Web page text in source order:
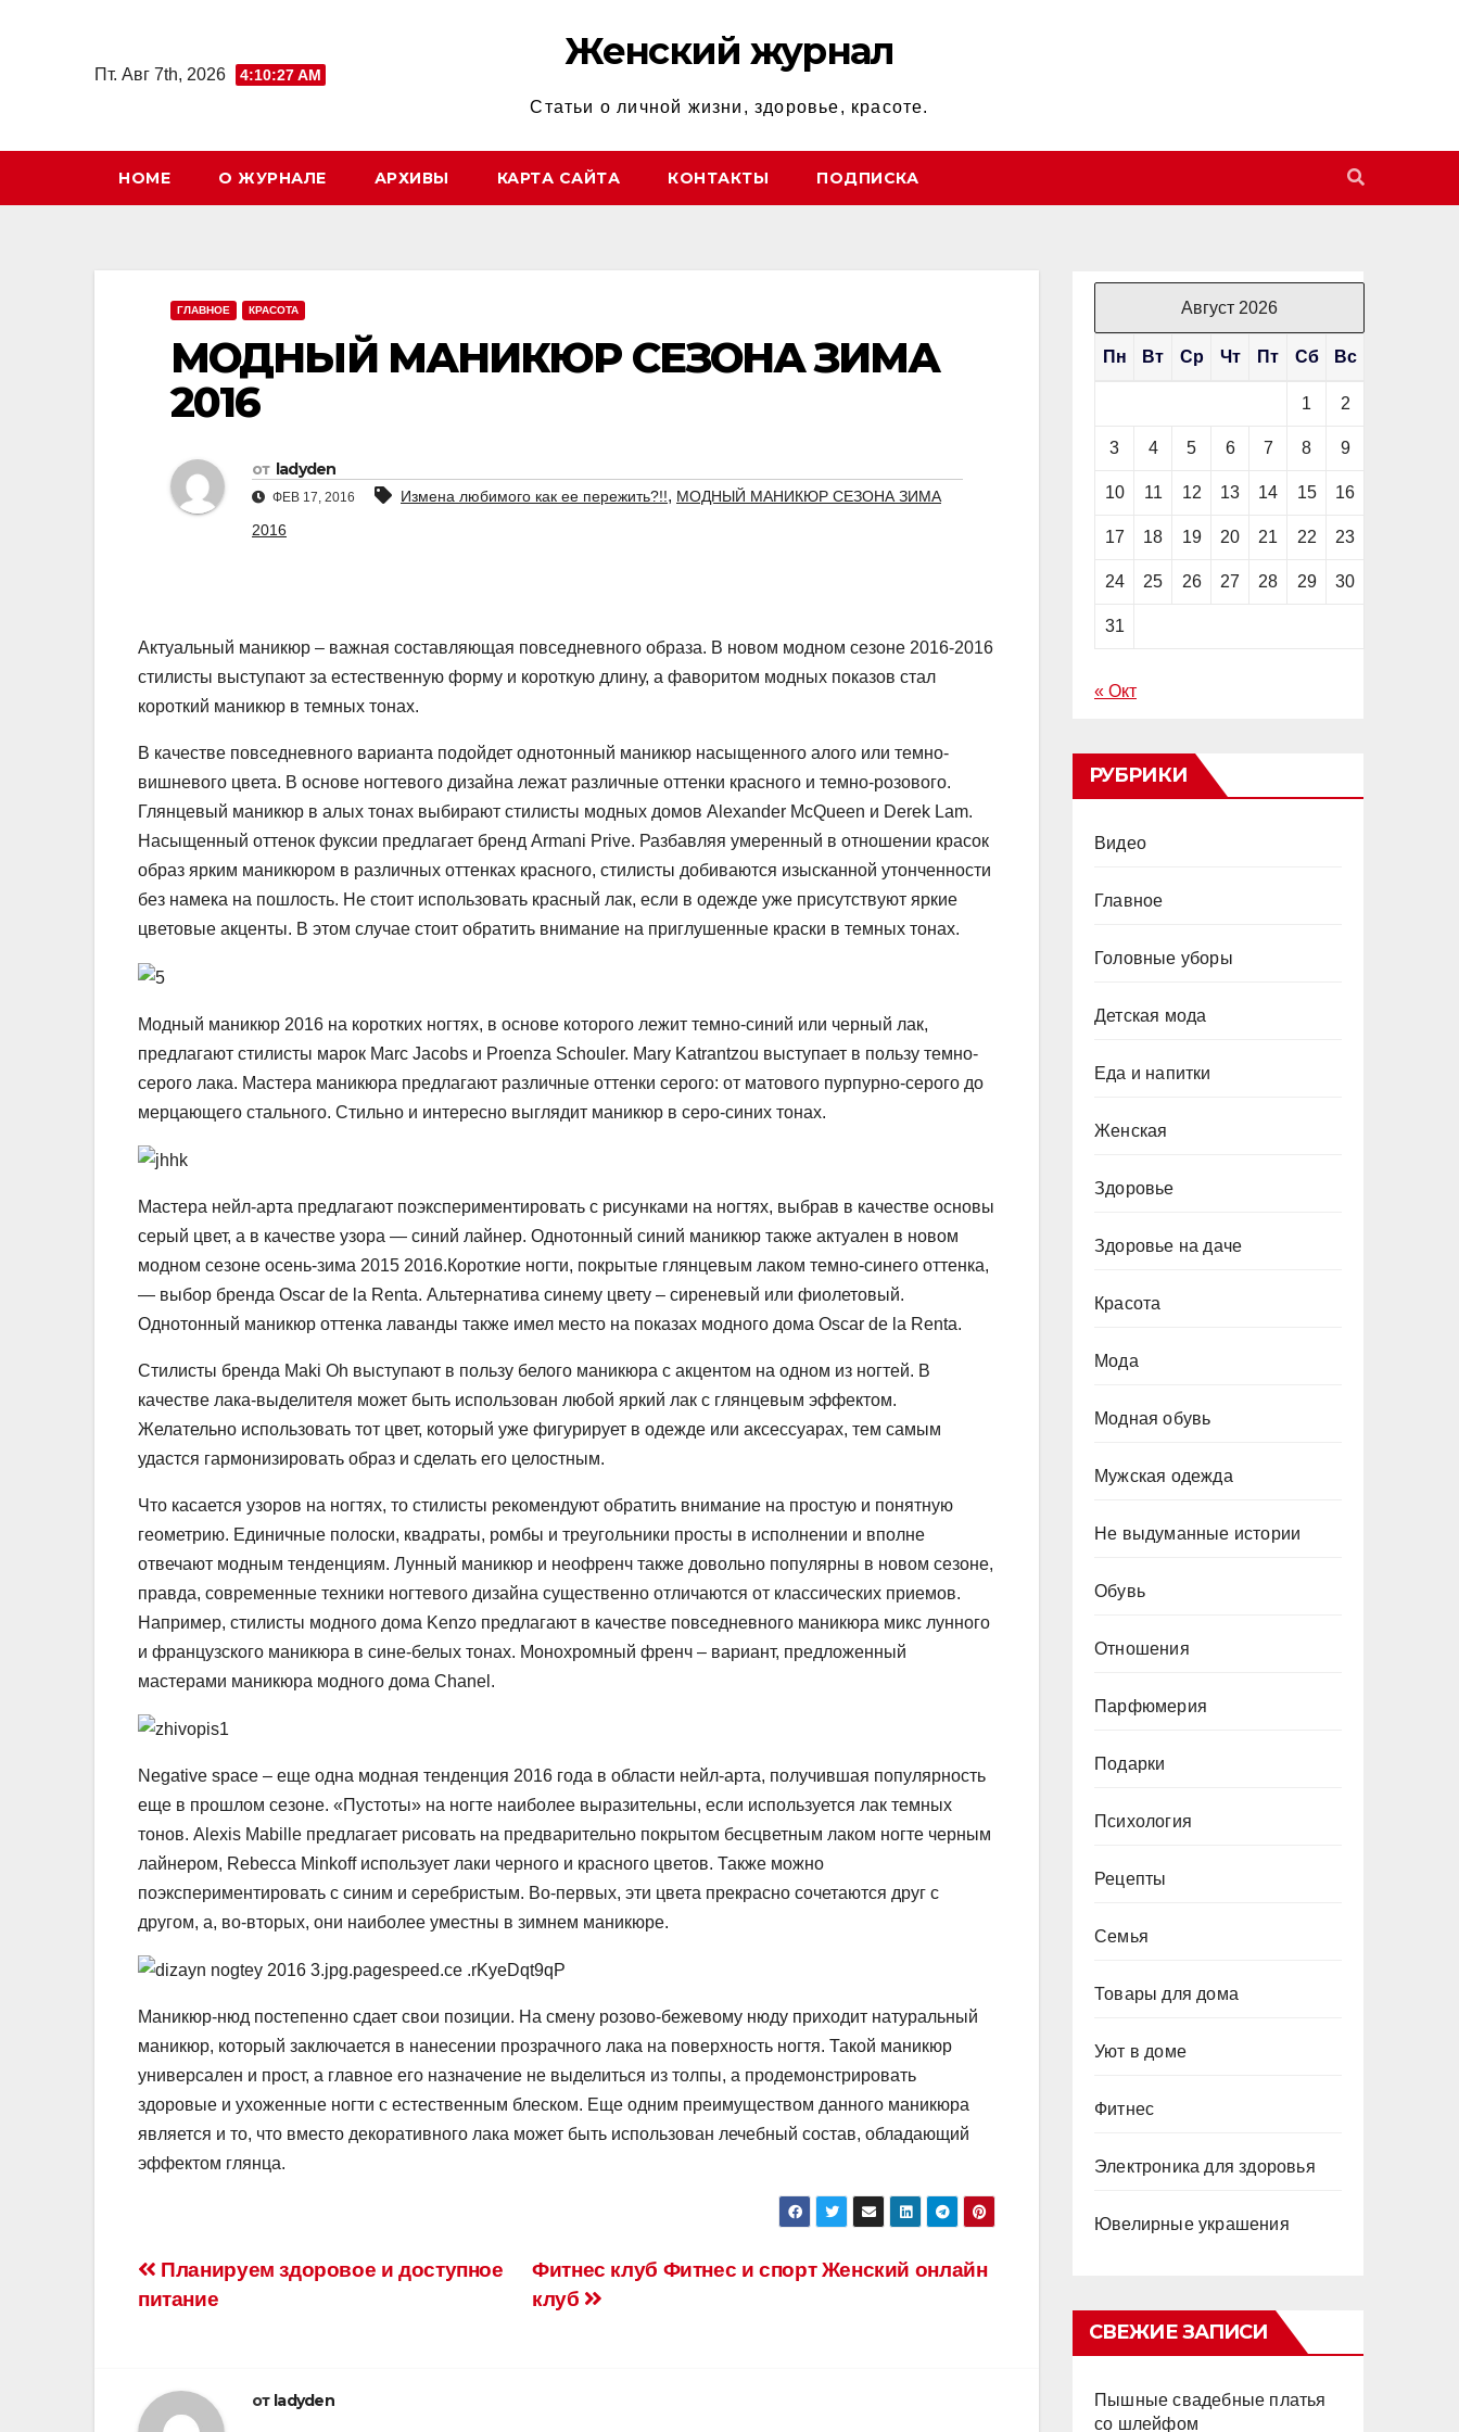
содержимомуПт. Авг 7th, 2026 4:10:28 AM
Женский журнал
Статьи о личной жизни, здоровье, красоте.
HOME О ЖУРНАЛЕ АРХИВЫ КАРТА САЙТА КОНТАКТЫ ПОДПИСКА
ГЛАВНОЕ КРАСОТА
МОДНЫЙ МАНИКЮР СЕЗОНА ЗИМА
2016
от ladyden
ФЕВ 17, 2016 Измена любимого как ее пережить?!!, МОДНЫЙ МАНИКЮР СЕЗОНА ЗИМА
2016
Актуальный маникюр – важная составляющая повседневного образа. В новом модном сезоне 2016-2016
стилисты выступают за естественную форму и короткую длину, а фаворитом модных показов стал
короткий маникюр в темных тонах.
В качестве повседневного варианта подойдет однотонный маникюр насыщенного алого или темно-
вишневого цвета. В основе ногтевого дизайна лежат различные оттенки красного и темно-розового.
Глянцевый маникюр в алых тонах выбирают стилисты модных домов Alexander McQueen и Derek Lam.
Насыщенный оттенок фуксии предлагает бренд Armani Prive. Разбавляя умеренный в отношении красок
образ ярким маникюром в различных оттенках красного, стилисты добиваются изысканной утонченности
без намека на пошлость. Не стоит использовать красный лак, если в одежде уже присутствуют яркие
цветовые акценты. В этом случае стоит обратить внимание на приглушенные краски в темных тонах.
Модный маникюр 2016 на коротких ногтях, в основе которого лежит темно-синий или черный лак,
предлагают стилисты марок Marc Jacobs и Proenza Schouler. Mary Katrantzou выступает в пользу темно-
серого лака. Мастера маникюра предлагают различные оттенки серого: от матового пурпурно-серого до
мерцающего стального. Стильно и интересно выглядит маникюр в серо-синих тонах.
Мастера нейл-арта предлагают поэкспериментировать с рисунками на ногтях, выбрав в качестве основы
серый цвет, а в качестве узора — синий лайнер. Однотонный синий маникюр также актуален в новом
модном сезоне осень-зима 2015 2016.Короткие ногти, покрытые глянцевым лаком темно-синего оттенка,
— выбор бренда Oscar de la Renta. Альтернатива синему цвету – сиреневый или фиолетовый.
Однотонный маникюр оттенка лаванды также имел место на показах модного дома Oscar de la Renta.
Стилисты бренда Maki Oh выступают в пользу белого маникюра с акцентом на одном из ногтей. В
качестве лака-выделителя может быть использован любой яркий лак с глянцевым эффектом.
Желательно использовать тот цвет, который уже фигурирует в одежде или аксессуарах, тем самым
удастся гармонизировать образ и сделать его целостным.
Что касается узоров на ногтях, то стилисты рекомендуют обратить внимание на простую и понятную
геометрию. Единичные полоски, квадраты, ромбы и треугольники просты в исполнении и вполне
отвечают модным тенденциям. Лунный маникюр и неофренч также довольно популярны в новом сезоне,
правда, современные техники ногтевого дизайна существенно отличаются от классических приемов.
Например, стилисты модного дома Kenzo предлагают в качестве повседневного маникюра микс лунного
и французского маникюра в сине-белых тонах. Монохромный френч – вариант, предложенный
мастерами маникюра модного дома Chanel.
Negative space – еще одна модная тенденция 2016 года в области нейл-арта, получившая популярность
еще в прошлом сезоне. «Пустоты» на ногте наиболее выразительны, если используется лак темных
тонов. Alexis Mabille предлагает рисовать на предварительно покрытом бесцветным лаком ногте черным
лайнером, Rebecca Minkoff использует лаки черного и красного цветов. Также можно
поэкспериментировать с синим и серебристым. Во-первых, эти цвета прекрасно сочетаются друг с
другом, а, во-вторых, они наиболее уместны в зимнем маникюре.
Маникюр-нюд постепенно сдает свои позиции. На смену розово-бежевому нюду приходит натуральный
маникюр, который заключается в нанесении прозрачного лака на поверхность ногтя. Такой маникюр
универсален и прост, а главное его назначение не выделиться из толпы, а продемонстрировать
здоровые и ухоженные ногти с естественным блеском. Еще одним преимуществом данного маникюра
является и то, что вместо декоративного лака может быть использован лечебный состав, обладающий
эффектом глянца.
Навигация
Фитнес клуб Фитнес и спорт Женский онлайн
клуб
Планируем здоровое и доступное
питание
от ladyden
Август 2026
Пн Вт Ср Чт Пт Сб Вс
1 2
3 4 5 6 7 8 9
10 11 12 13 14 15 16
17 18 19 20 21 22 23
24 25 26 27 28 29 30
31
« Окт
РУБРИКИ
Видео
Главное
Головные уборы
Детская мода
Еда и напитки
Женская
Здоровье
Здоровье на даче
Красота
Мода
Модная обувь
Мужская одежда
Не выдуманные истории
Обувь
Отношения
Парфюмерия
Подарки
Психология
Рецепты
Семья
Товары для дома
Уют в доме
Фитнес
Электроника для здоровья
Ювелирные украшения
СВЕЖИЕ ЗАПИСИ
Пышные свадебные платья
со шлейфом